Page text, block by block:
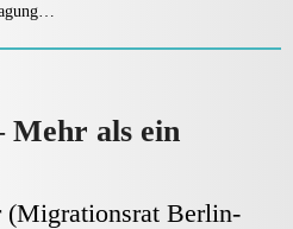
Mehr als ein
(Migrationsrat Berlin-